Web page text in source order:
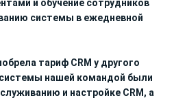
и обучение сотрудников
системы в ежедневной
тариф CRM у другого
системы нашей командой были
и настройке CRM, а